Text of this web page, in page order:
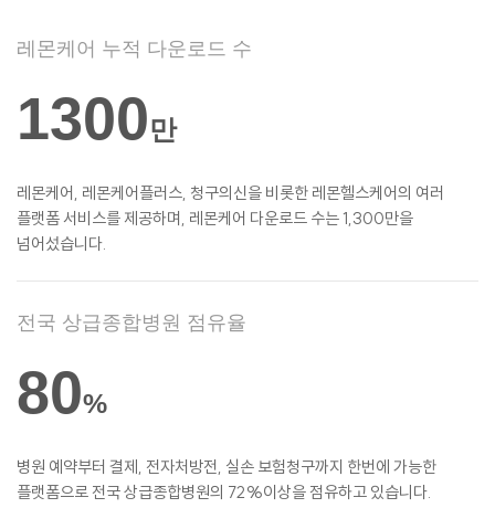
레몬케어 누적 다운로드 수
1300만
레몬케어, 레몬케어플러스, 청구의신을 비롯한 레몬헬스케어의 여러
플랫폼 서비스를 제공하며, 레몬케어 다운로드 수는 1,300만을
넘어섰습니다.
전국 상급종합병원 점유율
80%
병원 예약부터 결제, 전자처방전, 실손 보험청구까지 한번에 가능한
플랫폼으로 전국 상급종합병원의 72%이상을 점유하고 있습니다.